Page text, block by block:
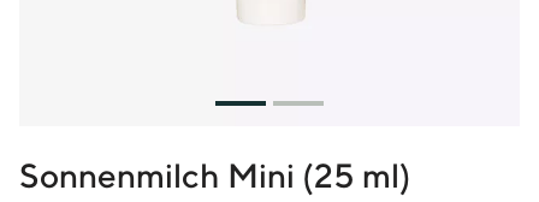
Sonnenmilch Mini (25 ml)